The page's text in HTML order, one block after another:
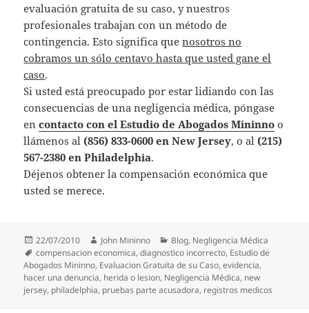
evaluación gratuita de su caso, y nuestros
profesionales trabajan con un método de
contingencia. Esto significa quenosotros no
cobramos un sólo centavo hasta que usted gane el
caso.
Si usted está preocupado por estar lidiando con las
consecuencias de una negligencia médica, póngase
encontacto con el Estudio de Abogados Mininno o
llámenos al (856) 833-0600 en New Jersey, o al (215)
567-2380 en Philadelphia.
Déjenos obtener la compensación económica que
usted se merece.
Posted
on
22/07/2010 Author
John Mininno Categories
Blog, Negligencia Médica
Tags
compensacion economica,diagnostico incorrecto, Estudio de
Abogados Mininno, Evaluacion Gratuita de su Caso,evidencia,
hacer una denuncia, herida o lesion, Negligencia Médica, new
jersey, philadelphia, pruebas parte acusadora, registros medicos